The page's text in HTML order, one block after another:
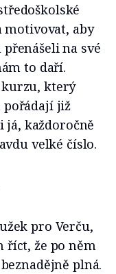
motivovat, aby
na své
to daří.
který
pořádají již
já, každoročně
velké číslo.
pro Verču,
říct, že po něm
plná.